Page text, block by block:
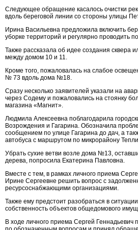
Следующее обращение касалось очистки
вдоль береговой линии со стороны улицы
Ирина Васильевна предложила включить
уборке территорий и регулярно проводить
Также рассказала об идее создания сквера
между домом 10 и 11.
Кроме того, пожаловалась на слабое
№ 73 вдоль дома №18.
Сразу несколько заявителей указали на
через Содему и пожаловались на стоянку
магазина «Магнит».
Людмила Алексеевна поблагодарила
Возрождения и Гагарина. Обозначила
сообщением по улице Гагарина до дач, а
автобуса с маршрутом по микрорайону
Убрать сухие ветви возле дома №13,
дерева, попросила Екатерина Павловна.
Вместе с тем, в рамках личного приема
Ирине Сергеевне решить вопрос с
ресурсоснабжающими организациями.
Также ему предстоит разобраться в
собственность объектов общедомового
В ходе личного приема Сергей Геннадьевич